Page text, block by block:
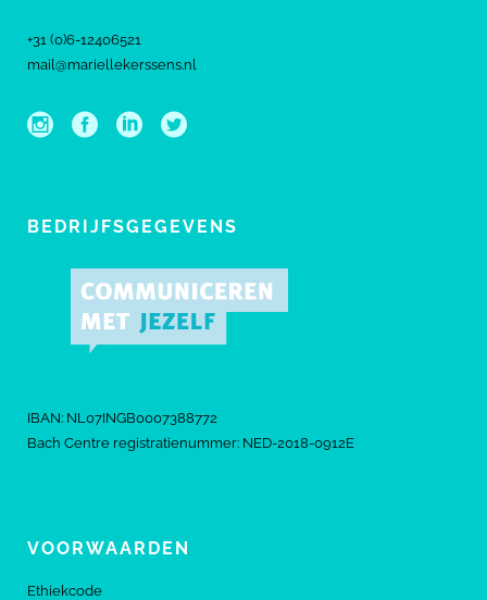
+31 (0)6-12406521
mail@mariellekerssens.nl
BEDRIJFSGEGEVENS
IBAN: NL07INGB0007388772
Bach Centre registratienummer: NED-2018-0912E
VOORWAARDEN
Ethiekcode